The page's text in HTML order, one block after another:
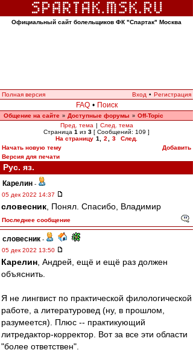
Официальный сайт болельщиков ФК "Спартак" Москва
Полная версия Вход • Регистрация
FAQ • Поиск
Общение на сайте » Доступные форумы » Off-Topic
Пред. тема | След. тема
Страница 1 из 3 [ Сообщений: 109 ]
На страницу 1 2 3
След.
Начать новую тему
Добавить
Версия для печати
Рус. яз.
Карелин -
05 дек 2022 14:37
словесник , Понял. Спасибо, Владимир
Последнее сообщение
словесник -
05 дек 2022 13:50
Карелин , Андрей, ещё и ещё раз должен
объяснить.
Я не лингвист по практической филологической
работе, а литературовед (ну, в прошлом,
разумеется). Плюс -- практикующий
литредактор-корректор. Вот за все эти области
"более ответствен".